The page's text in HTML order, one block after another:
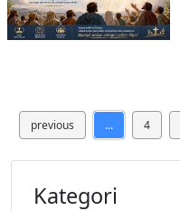
previous ... 4
Kategori